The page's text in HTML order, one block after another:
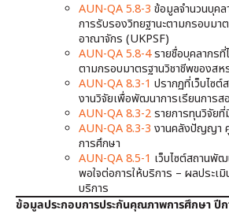
AUN-QA 5.8-3 ข้อมูลจำนวนบุคล
การรับรองวิทยฐานะตามกรอบมา
อาณาจักร (UKPSF)
AUN-QA 5.8-4รายชื่อบุคลากรที่
ตามกรอบมาตรฐานวิชาชีพของส
AUN-QA 8.3-1 ปรากฏที่เว็บไซ
งานวิจัยเพื่อพัฒนาการเรียนการส
AUN-QA 8.3-2รายการทุนวิจัย
AUN-QA 8.3-3 งานคลังปัญญา
การศึกษา
AUN-QA 8.5-1 เว็บไซต์สถานพั
พอใจต่อการให้บริการ – ผลประเ
บริการ
ข้อมูลประกอบการประกันคุณภาพการศึกษา ปี